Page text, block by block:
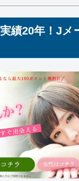
績20年！Jメ